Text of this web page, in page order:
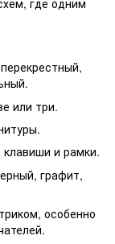
где одним
или три.
и рамки.
графит,
особенно